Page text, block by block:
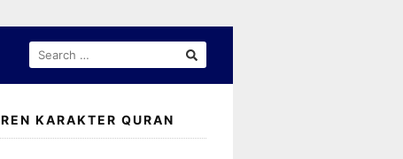
SEARCH
FOR:
KARAKTER QURAN